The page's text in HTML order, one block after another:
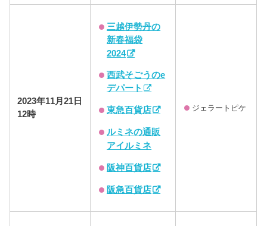
2023年11月21日
12時
三越伊勢丹の
新春福袋
2024
西武そごうのe
デパート
東急百貨店
ルミネの通販
アイルミネ
阪神百貨店
阪急百貨店
ジェラートピケ